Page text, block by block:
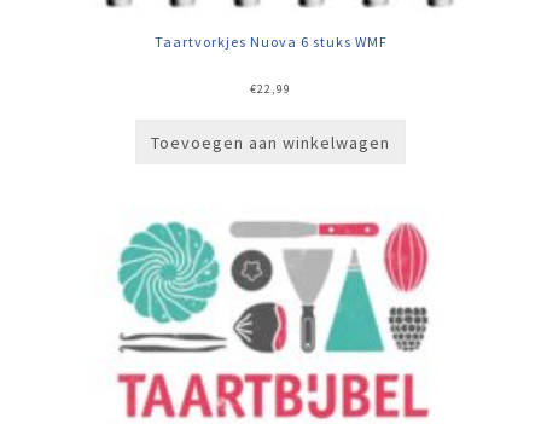
Taartvorkjes Nuova 6 stuks WMF
€22,99
Toevoegen aan winkelwagen